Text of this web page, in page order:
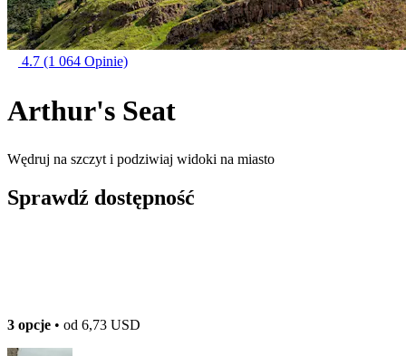
4.7 (1 064 Opinie)
Arthur's Seat
Wędruj na szczyt i podziwiaj widoki na miasto
Sprawdź dostępność
3 opcje • od 6,73 USD